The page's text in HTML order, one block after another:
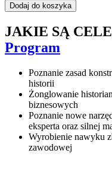
Dodaj do koszyka
JAKIE SĄ
Program
Poznanie zasad
historii
Żonglowanie
biznesowych
Poznanie nowe
eksperta oraz silnej
Wyrobienie nawyku
zawodowej